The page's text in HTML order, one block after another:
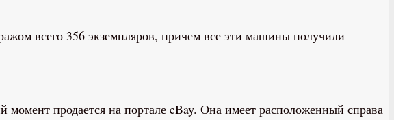
всего 356 экземпляров, причем все эти машины получили
момент продается на портале eBay. Она имеет расположенный справа